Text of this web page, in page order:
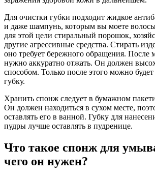
Для очистки губки подходит жидкое
и даже шампунь, которым вы моете
для этой цели стиральный порошок,
другие агрессивные средства. Стирать
оно требует бережного обращения. После
нужно аккуратно отжать. Он должен
способом. Только после этого можно будет
губку.
Хранить спонж следует в бумажном
Он должен находиться в сухом месте,
оставлять его в ванной. Губку для
пудры лучше оставлять в пудренице.
Что такое спонж для
чего он нужен?